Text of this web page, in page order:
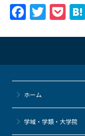
F
c
e
b
o
o
k
T
itt
er
P
c
k
et
ホーム
学域・学類・大学院